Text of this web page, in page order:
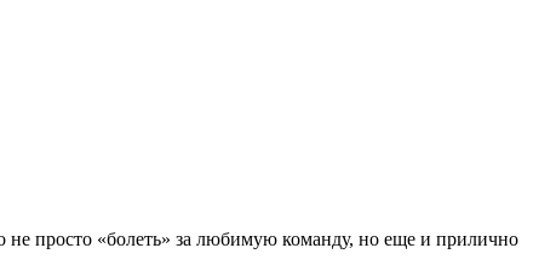
не просто «болеть» за любимую команду, но еще и прилично